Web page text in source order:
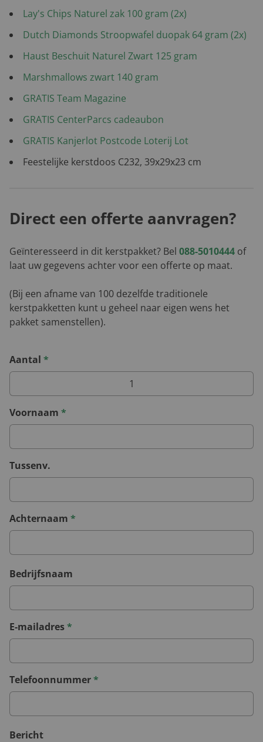
Lay's Chips Naturel zak 100 gram (2x)
Dutch Diamonds Stroopwafel duopak 64 gram (2x)
Haust Beschuit Naturel Zwart 125 gram
Marshmallows zwart 140 gram
GRATIS Team Magazine
GRATIS CenterParcs cadeaubon
GRATIS Kanjerlot Postcode Loterij Lot
Feestelijke kerstdoos C232, 39x29x23 cm
Direct een offerte aanvragen?
Geïnteresseerd in dit kerstpakket? Bel 088-5010444 of
laat uw gegevens achter voor een offerte op maat.
(Bij een afname van 100 dezelfde traditionele
kerstpakketten kunt u geheel naar eigen wens het
pakket samenstellen).
Aantal *
Voornaam *
Tussenv.
Achternaam *
Bedrijfsnaam
E-mailadres*
Telefoonnummer*
Bericht